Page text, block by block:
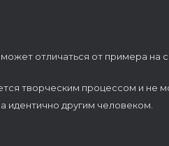
отличаться от примера на
творческим процессом и не
идентично другим человеком.